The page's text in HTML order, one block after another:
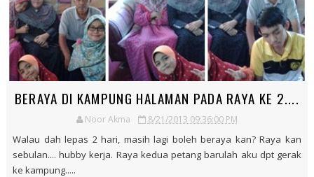
BERAYA DI KAMPUNG HALAMAN PADA RAYA KE 2....
Noor Akma 8/21/2013 09:36:00 PM
Walau dah lepas 2 hari, masih lagi boleh beraya kan? Raya kan
sebulan.... hubby kerja. Raya kedua petang barulah aku dpt gerak
ke kampung.....